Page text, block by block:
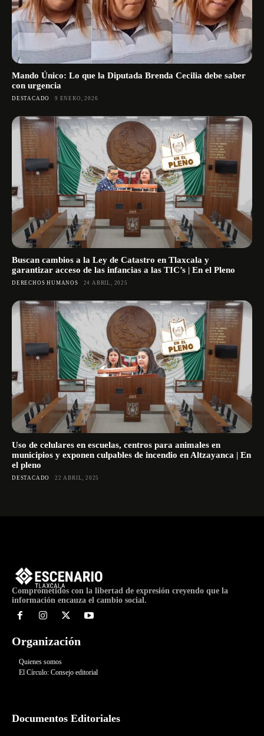
Mando Único: Lo que la Diputada Brenda Cecilia debe saber
con urgencia
DESTACADO 9 ENERO, 2026
Buscan cambios a la Ley de Catastro en Tlaxcala y
garantizar acceso de las infancias a las TIC’s | En el Pleno
DERECHOS HUMANOS 24 ABRIL, 2025
Uso de celulares en escuelas, centros para animales en
municipios y exponen culpables de incendio en Altzayanca | En
el pleno
DESTACADO 22 ABRIL, 2025
Comprometidos con la libertad de expresión creyendo que la
información encauza el cambio social.
Organización
Quienes somos
El Círculo: Consejo editorial
Documentos Editoriales